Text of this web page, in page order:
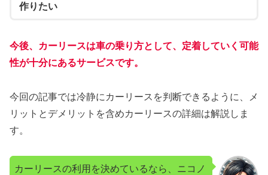
作りたい
今後、カーリースは車の乗り方として、定着していく可能
性が十分にあるサービスです。
今回の記事では冷静にカーリースを判断できるように、メ
リットとデメリットを含めカーリースの詳細は解説しま
す。
カーリースの利用を決めているなら、ニコノ